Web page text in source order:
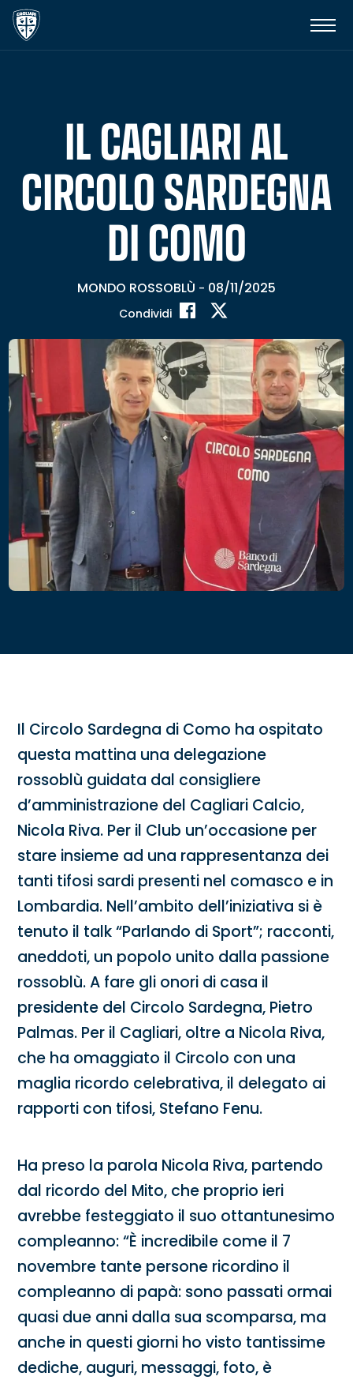
IL CAGLIARI AL
CIRCOLO SARDEGNA
DI COMO
MONDO ROSSOBLÙ - 08/11/2025
Condividi
Il Circolo Sardegna di Como ha ospitato
questa mattina una delegazione
rossoblù guidata dal consigliere
d’amministrazione del Cagliari Calcio,
Nicola Riva. Per il Club un’occasione per
stare insieme ad una rappresentanza dei
tanti tifosi sardi presenti nel comasco e in
Lombardia. Nell’ambito dell’iniziativa si è
tenuto il talk “Parlando di Sport”; racconti,
aneddoti, un popolo unito dalla passione
rossoblù. A fare gli onori di casa il
presidente del Circolo Sardegna, Pietro
Palmas. Per il Cagliari, oltre a Nicola Riva,
che ha omaggiato il Circolo con una
maglia ricordo celebrativa, il delegato ai
rapporti con tifosi, Stefano Fenu.
Ha preso la parola Nicola Riva, partendo
dal ricordo del Mito, che proprio ieri
avrebbe festeggiato il suo ottantunesimo
compleanno: “È incredibile come il 7
novembre tante persone ricordino il
compleanno di papà: sono passati ormai
quasi due anni dalla sua scomparsa, ma
anche in questi giorni ho visto tantissime
dediche, auguri, messaggi, foto, è